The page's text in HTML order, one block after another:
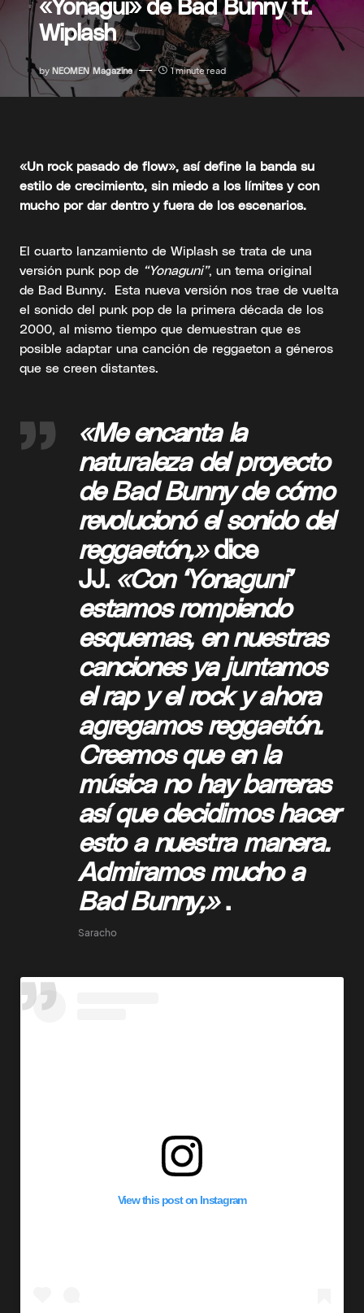
Wiplash
by NEOMEN Magazine 1 minute read
«Un rock pasado de flow», así define la banda su
estilo de crecimiento, sin miedo a los límites y con
mucho por dar dentro y fuera de los escenarios.
El cuarto lanzamiento de Wiplash se trata de una
versión punk pop de “Yonaguni”, un tema original
de Bad Bunny. Esta nueva versión nos trae de vuelta
el sonido del punk pop de la primera década de los
2000, al mismo tiempo que demuestran que es
posible adaptar una canción de reggaeton a géneros
que se creen distantes.
«Me encanta la
naturaleza del proyecto
de Bad Bunny de cómo
revolucionó el sonido del
reggaetón,»dice
JJ. «Con ‘Yonaguni’
estamos rompiendo
esquemas, en nuestras
canciones ya juntamos
el rap y el rock y ahora
agregamos reggaetón.
Creemos que en la
música no hay barreras
así que decidimos hacer
esto a nuestra manera.
Admiramos mucho a
Bad Bunny,».
Saracho
View this post on Instagram